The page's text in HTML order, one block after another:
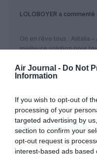
Air Journal - Do Not
Information
If you wish to opt-out of
processing of your
targeted advertising by
section to confirm your
opt-out request is
interest-based ads
LOLOBOYER a commenté :
On en rêve tous : Alitalia
meilleure solution pour